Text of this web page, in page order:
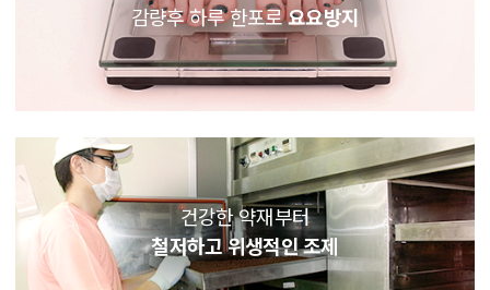
감량후 하루 한포로요요방지
건강한 약재부터
철저하고 위생적인 조제